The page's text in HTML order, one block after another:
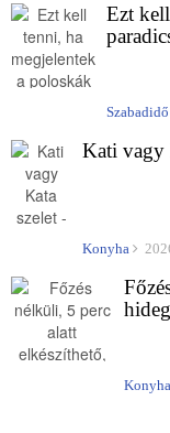
Ezt
Szabadidő
Kati vagy
Konyha
Konyha